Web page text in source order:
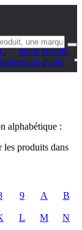
Bons
plans
Besoin
d'aide
alphabétique :
les produits dans
9 A B
L M N